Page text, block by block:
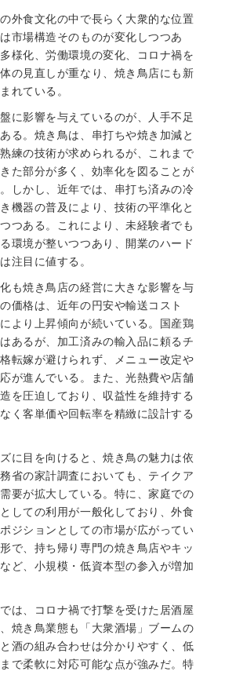
外食文化の中で長らく大衆的な位置
市場構造そのものが変化しつつあ
様化、労働環境の変化、コロナ禍を
の見直しが重なり、焼き鳥店にも新
れている。
に影響を与えているのが、人手不足
る。焼き鳥は、串打ちや焼き加減と
練の技術が求められるが、これまで
た部分が多く、効率化を図ることが
しかし、近年では、串打ち済みの冷
機器の普及により、技術の平準化と
つある。これにより、未経験者でも
環境が整いつつあり、開業のハード
注目に値する。
も焼き鳥店の経営に大きな影響を与
価格は、近年の円安や輸送コスト
より上昇傾向が続いている。国産鶏
あるが、加工済みの輸入品に頼るチ
転嫁が避けられず、メニュー改定や
が進んでいる。また、光熱費や店舗
を圧迫しており、収益性を維持する
く客単価や回転率を精緻に設計する
に目を向けると、焼き鳥の魅力は依
省の家計調査においても、テイクア
要が拡大している。特に、家庭での
しての利用が一般化しており、外食
ジションとしての市場が広がってい
で、持ち帰り専門の焼き鳥店やキッ
ど、小規模・低資本型の参入が増加
は、コロナ禍で打撃を受けた居酒屋
焼き鳥業態も「大衆酒場」ブームの
酒の組み合わせは分かりやすく、低
で柔軟に対応可能な点が強みだ。特